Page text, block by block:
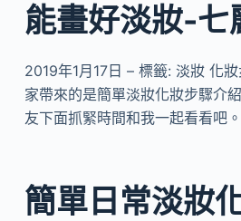
能畫好淡妝-七
2019年1月17日 – 標籤: 淡妝 化
家帶來的是簡單淡妝化妝步驟介
友下面抓緊時間和我一起看看吧
簡單日常淡妝